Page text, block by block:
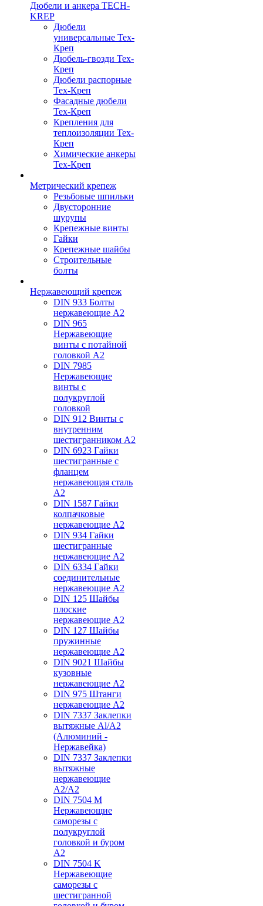
Дюбели и анкера TECH-
KREP
Дюбели
универсальные Тех-
Креп
Дюбель-гвозди Тех-
Креп
Дюбели распорные
Тех-Креп
Фасадные дюбели
Тех-Креп
Крепления для
теплоизоляции Тех-
Креп
Химические анкеры
Тех-Креп
Метрический крепеж
Резьбовые шпильки
Двусторонние
шурупы
Крепежные винты
Гайки
Крепежные шайбы
Строительные
болты
Нержавеющий крепеж
DIN 933 Болты
нержавеющие А2
DIN 965
Нержавеющие
винты с потайной
головкой А2
DIN 7985
Нержавеющие
винты с
полукруглой
головкой
DIN 912 Винты с
внутренним
шестигранником А2
DIN 6923 Гайки
шестигранные с
фланцем
нержавеющая сталь
А2
DIN 1587 Гайки
колпачковые
нержавеющие А2
DIN 934 Гайки
шестигранные
нержавеющие А2
DIN 6334 Гайки
соединительные
нержавеющие А2
DIN 125 Шайбы
плоские
нержавеющие А2
DIN 127 Шайбы
пружинные
нержавеющие А2
DIN 9021 Шайбы
кузовные
нержавеющие А2
DIN 975 Штанги
нержавеющие А2
DIN 7337 Заклепки
вытяжные Al/A2
(Алюминий -
Нержавейка)
DIN 7337 Заклепки
вытяжные
нержавеющие
A2/A2
DIN 7504 M
Нержавеющие
саморезы с
полукруглой
головкой и буром
А2
DIN 7504 K
Нержавеющие
саморезы с
шестигранной